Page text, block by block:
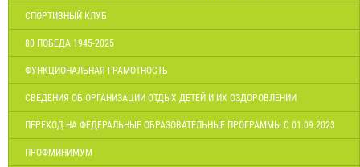
СПОРТИВНЫЙ КЛУБ
80 ПОБЕДА 1945-2025
ФУНКЦИОНАЛЬНАЯ ГРАМОТНОСТЬ
СВЕДЕНИЯ ОБ ОРГАНИЗАЦИИ ОТДЫХ ДЕТЕЙ И ИХ ОЗДОРОВЛЕНИИ
ПЕРЕХОД НА ФЕДЕРАЛЬНЫЕ ОБРАЗОВАТЕЛЬНЫЕ ПРОГРАММЫ С 01.09.2023
ПРОФМИНИМУМ